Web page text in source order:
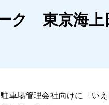
売買仲介
業務向け機能
制作について
ユーザーインタビ
ニュース一覧
ク 東京海
車場管理会社向けに「いえ